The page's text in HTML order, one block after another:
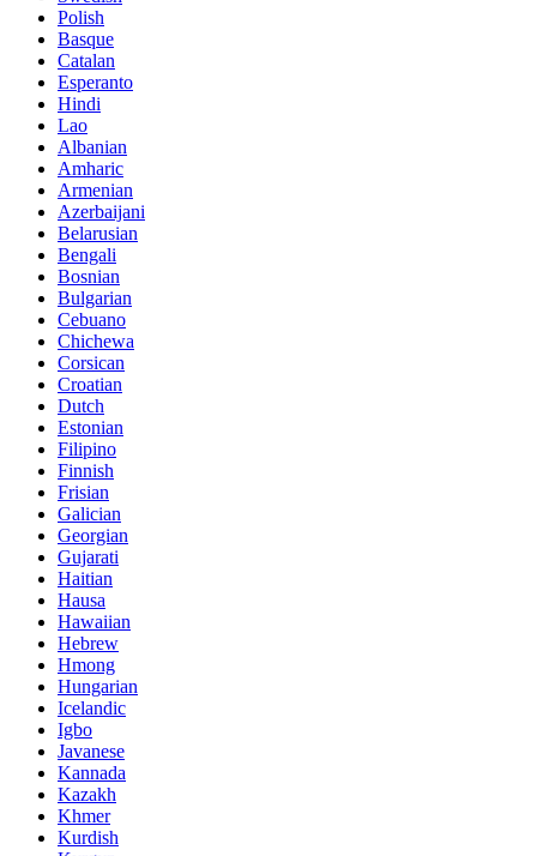
Polish
Basque
Catalan
Esperanto
Hindi
Lao
Albanian
Amharic
Armenian
Azerbaijani
Belarusian
Bengali
Bosnian
Bulgarian
Cebuano
Chichewa
Corsican
Croatian
Dutch
Estonian
Filipino
Finnish
Frisian
Galician
Georgian
Gujarati
Haitian
Hausa
Hawaiian
Hebrew
Hmong
Hungarian
Icelandic
Igbo
Javanese
Kannada
Kazakh
Khmer
Kurdish